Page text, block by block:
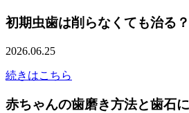
初期虫歯は削らなくても治る
2026.06.25
続きはこちら
赤ちゃんの歯磨き方法と歯石